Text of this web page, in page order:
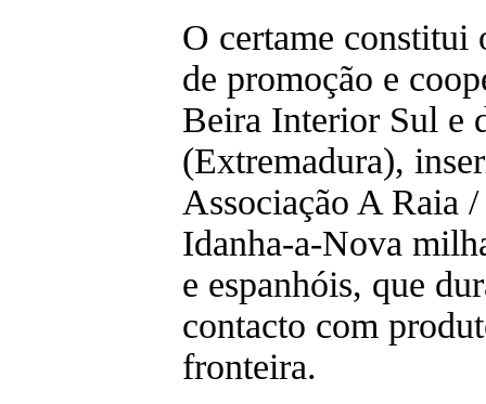
O certame
de promoção e
Beira Interior Sul e
(Extremadura),
Associação A Raia
Idanha-a-Nova
e espanhóis, que
contacto com
fronteira.